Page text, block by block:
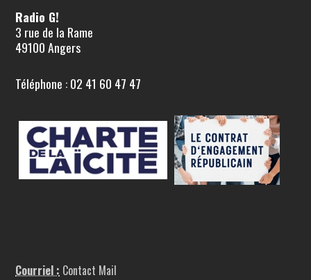
Radio G!
3 rue de la Rame
49100 Angers
Téléphone : 02 41 60 47 47
Courriel : Contact Mail